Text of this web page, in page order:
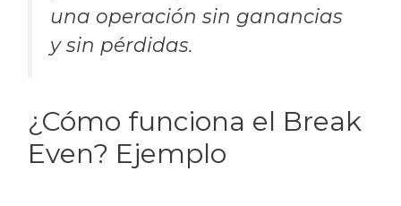
una operación sin ganancias
y sin pérdidas.
¿Cómo funciona el Break
Even? Ejemplo